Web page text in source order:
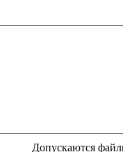
Допускаются